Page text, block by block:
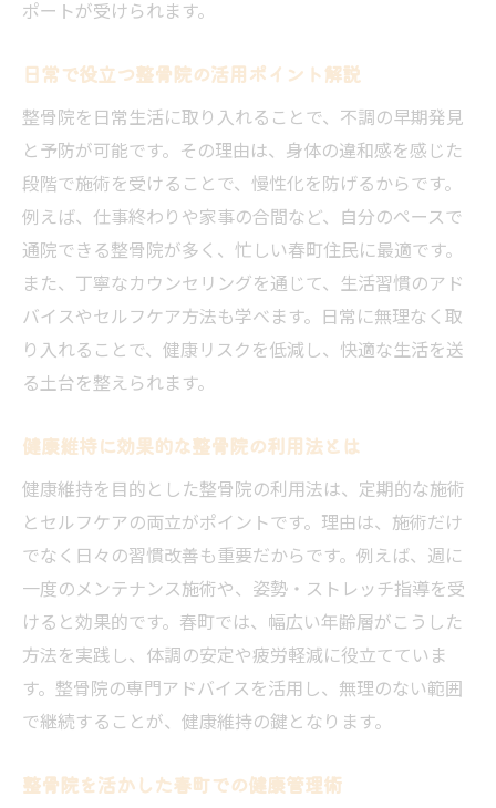
ポートが受けられます。
日常で役立つ整骨院の活用ポイント解説
整骨院を日常生活に取り入れることで、不調の早期発見
と予防が可能です。その理由は、身体の違和感を感じた
段階で施術を受けることで、慢性化を防げるからです。
例えば、仕事終わりや家事の合間など、自分のペースで
通院できる整骨院が多く、忙しい春町住民に最適です。
また、丁寧なカウンセリングを通じて、生活習慣のアド
バイスやセルフケア方法も学べます。日常に無理なく取
り入れることで、健康リスクを低減し、快適な生活を送
る土台を整えられます。
健康維持に効果的な整骨院の利用法とは
健康維持を目的とした整骨院の利用法は、定期的な施術
とセルフケアの両立がポイントです。理由は、施術だけ
でなく日々の習慣改善も重要だからです。例えば、週に
一度のメンテナンス施術や、姿勢・ストレッチ指導を受
けると効果的です。春町では、幅広い年齢層がこうした
方法を実践し、体調の安定や疲労軽減に役立てていま
す。整骨院の専門アドバイスを活用し、無理のない範囲
で継続することが、健康維持の鍵となります。
整骨院を活かした春町での健康管理術